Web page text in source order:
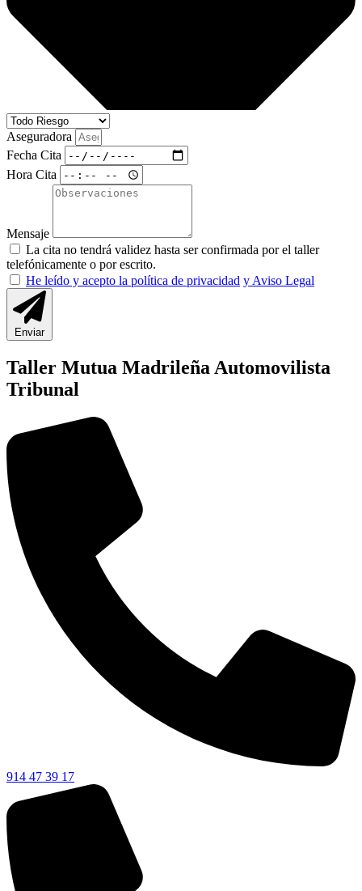
Aseguradora
Fecha Cita
Hora Cita
Mensaje
La cita no tendrá validez hasta ser confirmada por el taller
telefónicamente o por escrito.
He leído y acepto la política de privacidad y Aviso Legal
Enviar
Taller Mutua Madrileña Automovilista
Tribunal
914 47 39 17